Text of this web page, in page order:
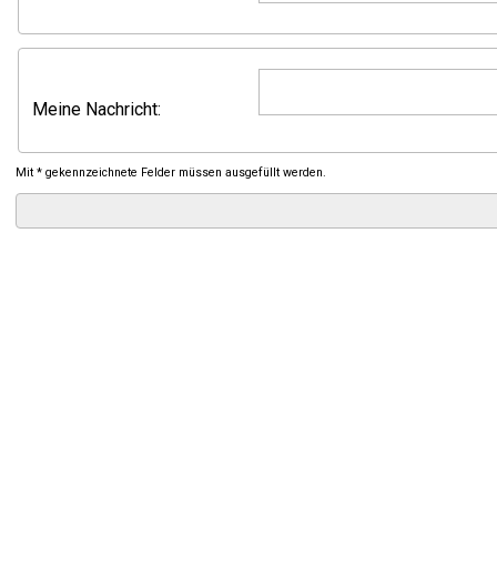
Meine Nachricht:
Mit * gekennzeichnete Felder müssen ausgefüllt werden.